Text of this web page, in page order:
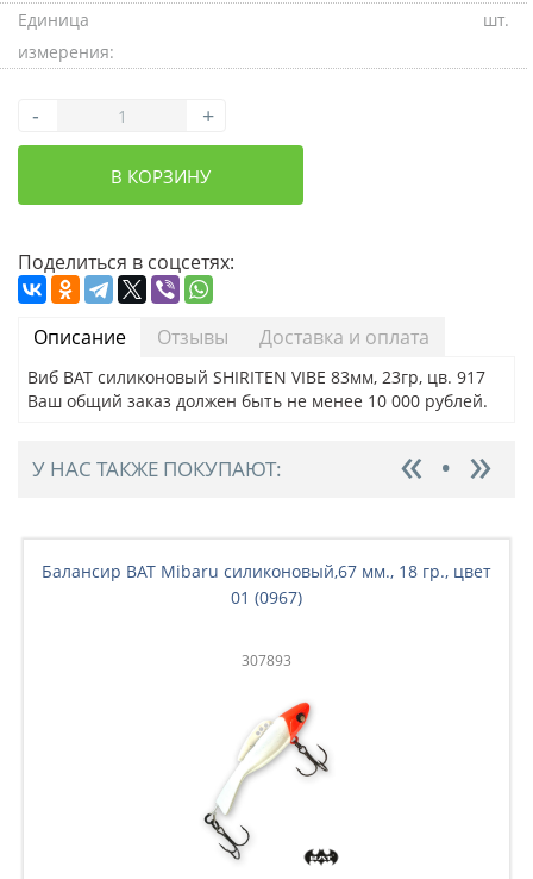
Единица
измерения:
шт.
- +
В КОРЗИНУ
Поделиться в соцсетях:
Описание Отзывы Доставка и оплата
Виб BAT силиконовый SHIRITEN VIBE 83мм, 23гр, цв. 917
Ваш общий заказ должен быть не менее 10 000 рублей.
У НАС ТАКЖЕ ПОКУПАЮТ:
Балансир BAT Mibaru силиконовый,67 мм., 18 гр., цвет
01 (0967)
307893